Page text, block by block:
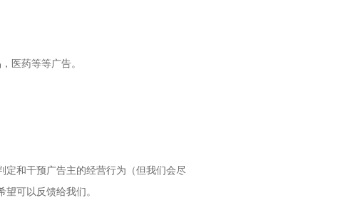
医药等等广告。
定和干预广告主的经营行为（但我们会尽
可以反馈给我们。